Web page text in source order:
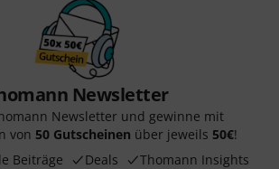
Newsletter
Newsletter und gewinne mit
von 50 Gutscheinen über jeweils 50€!
Beiträge
Deals Thomann Insights